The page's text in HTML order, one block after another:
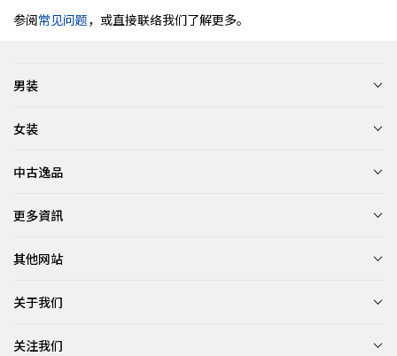
参阅常见问题，或直接联络我们了解更多。
男装
女装
中古逸品
更多資訊
其他网站
关于我们
关注我们